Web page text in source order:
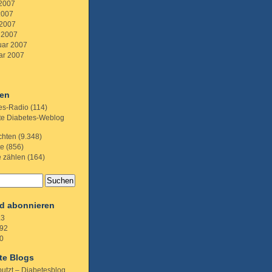
2007
2007
Radio (114)
Diabetes-Weblog
(9.348)
(856)
zählen (164)
abonnieren
Blogs
– Diabetesblog